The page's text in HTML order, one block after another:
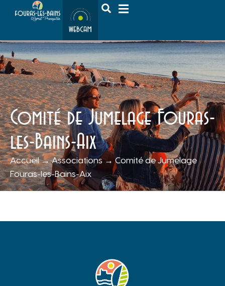
principal
Comité de Jumelage Fouras-
les-Bains-Aix
Accueil→Associations→Comité de Jumelage
Fouras-les-Bains-Aix